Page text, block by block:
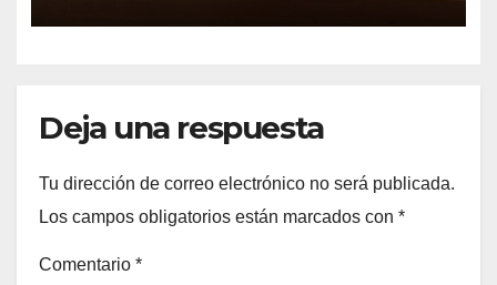
Deja una respuesta
Tu dirección de correo electrónico no será publicada.
Los campos obligatorios están marcados con *
Comentario *